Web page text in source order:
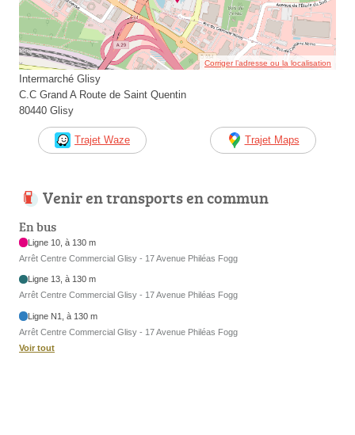
Corriger l’adresse ou la localisation
Intermarché Glisy
C.C Grand A Route de Saint Quentin
80440 Glisy
Trajet Waze Trajet Maps
Venir en transports en commun
En bus
Ligne 10, à 130 m
Arrêt Centre Commercial Glisy - 17 Avenue Philéas Fogg
Ligne 13, à 130 m
Arrêt Centre Commercial Glisy - 17 Avenue Philéas Fogg
Ligne N1, à 130 m
Arrêt Centre Commercial Glisy - 17 Avenue Philéas Fogg
Voir tout